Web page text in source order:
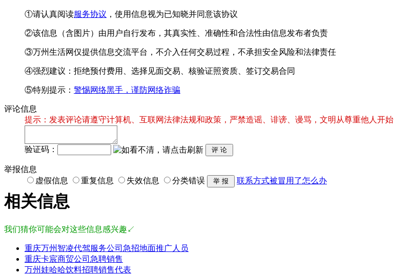
①请认真阅读服务协议 ，使用信息视为已知晓并同意该协议
②该信息（含图片）由用户自行发布，其真实性、准确性和合法性由信息发布者负责
③万州生活网仅提供信息交流平台，不介入任何交易过程，不承担安全风险和法律责任
④强烈建议：拒绝预付费用、选择见面交易、核验证照资质、签订交易合同
⑤特别提示： 警惕网络黑手，谨防网络诈骗
评论信息
提示：发表评论请遵守计算机、互联网法律法规和政策，严禁造谣、诽谤、谩骂，文明从尊重他人开始
验证码：
举报信息
虚假信息
重复信息 失效信息 分类错误 联系方式被冒用了怎么办
相关信息
我们猜你可能会对这些信息感兴趣↙
重庆万州智凌代驾服务公司急招地面推广人员
重庆卡宸商贸公司急聘销售
万州娃哈哈饮料招聘销售代表